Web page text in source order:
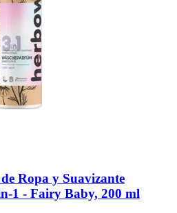
Ropa y Suavizante
​1 -​ Fairy Baby, 200 ml